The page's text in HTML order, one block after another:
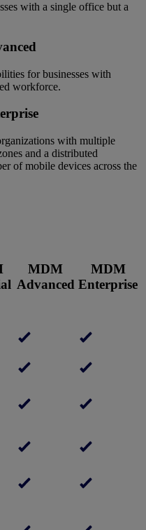
with a single office but a
for businesses with
workforce.
with multiple
and a distributed
of mobile devices across the
MDM
Advanced
MDM
Enterprise